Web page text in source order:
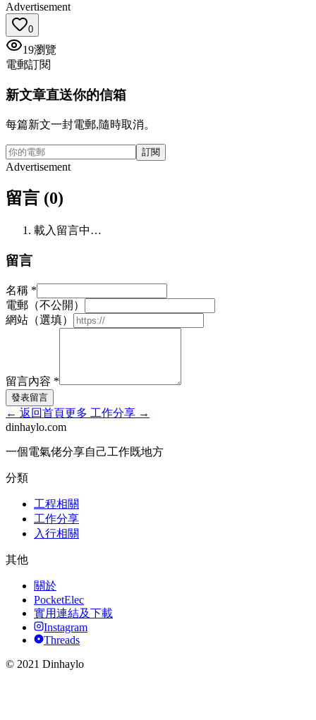
Advertisement
0
19瀏覽
電郵訂閱
新文章直送你的信箱
每篇新文一封電郵,隨時取消。
訂閱
Advertisement
留言 (0)
載入留言中…
留言
名稱 *
電郵（不公開）
網站（選填）
留言內容 *
發表留言
← 返回首頁更多 工作分享 →
dinhaylo.com
一個電氣佬分享自己工作既地方
分類
工程相關
工作分享
入行相關
其他
關於
PocketElec
實用連結及下載
Instagram
Threads
© 2021 Dinhaylo